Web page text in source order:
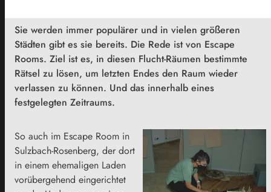
Sie werden immer populärer und in vielen größeren
Städten gibt es sie bereits. Die Rede ist von Escape
Rooms. Ziel ist es, in diesen Flucht-Räumen bestimmte
Rätsel zu lösen, um letzten Endes den Raum wieder
verlassen zu können. Und das innerhalb eines
festgelegten Zeitraums.
So auch im Escape Room in
Sulzbach-Rosenberg, der dort
in einem ehemaligen Laden
vorübergehend eingerichtet